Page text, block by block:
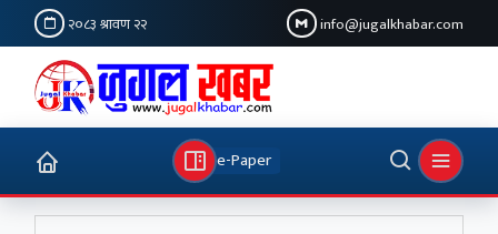
२०८३ श्रावण २२ info@jugalkhabar.com
e-Paper